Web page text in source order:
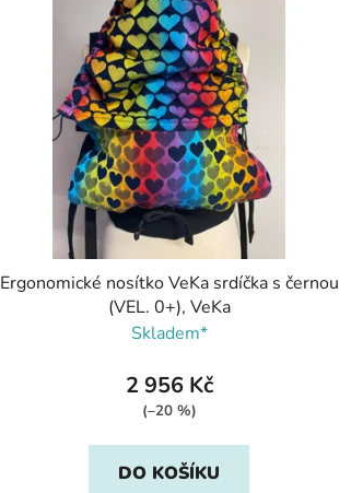
Ergonomické nosítko VeKa srdíčka s černou
(VEL. 0+), VeKa
Skladem*
2 956 Kč
(–20 %)
DO KOŠÍKU